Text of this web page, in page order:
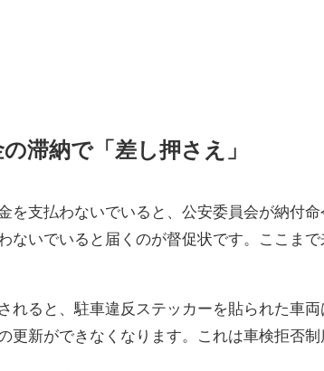
滞納で「差し押さえ」
を支払わないでいると、公安委員会が納付
ないでいると届くのが督促状です。ここま
れると、駐車違反ステッカーを貼られた車
更新ができなくなります。これは車検拒否制